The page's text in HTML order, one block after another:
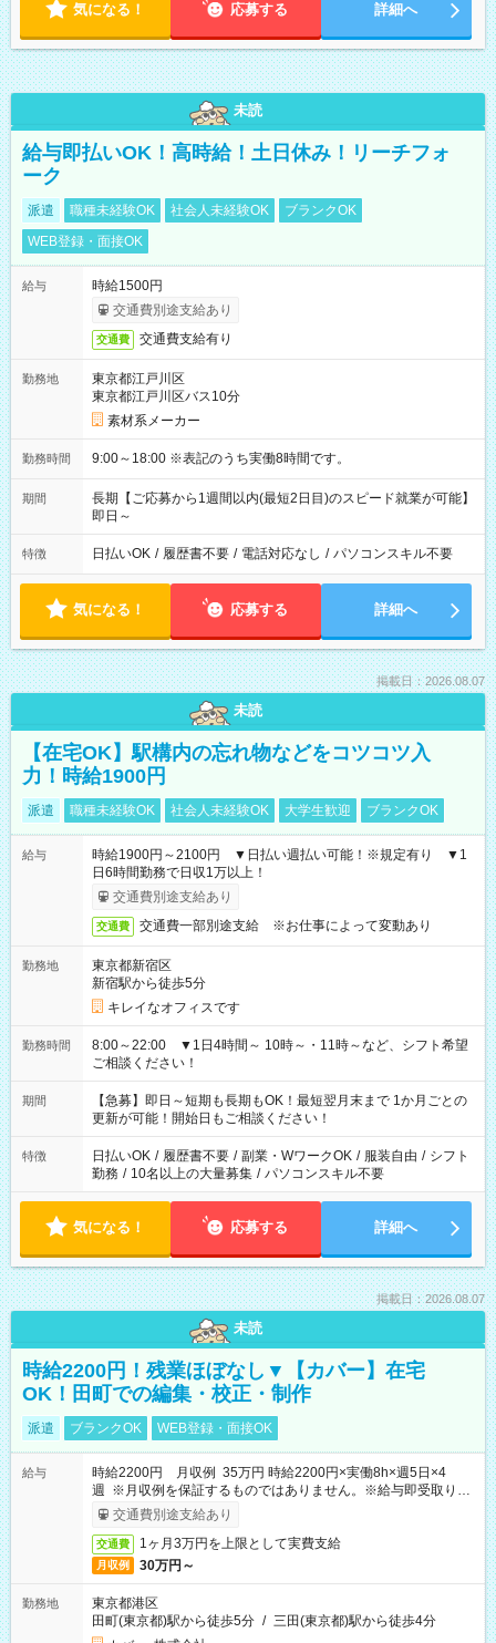
気になる！ 応募する 詳細へ
未読
給与即払いOK！高時給！土日休み！リーチフォ
ーク
派遣 職種未経験OK 社会人未経験OK
ブランクOK
WEB登録・面接OK
給与
時給1500円
交通費別途支給あり
交通費 交通費支給有り
勤務地
東京都江戸川区
東京都江戸川区バス10分
素材系メーカー
勤務時間 9:00～18:00 ※表記のうち実働8時間です。
期間
長期【ご応募から1週間以内(最短2日目)のスピード就業が可能】
即日～
特徴 日払いOK / 履歴書不要 / 電話対応なし / パソコンスキル不要
気になる！ 応募する 詳細へ
掲載日：2026.08.07
未読
【在宅OK】駅構内の忘れ物などをコツコツ入
力！時給1900円
派遣 職種未経験OK 社会人未経験OK 大学生歓迎 ブランクOK
給与
時給1900円～2100円 ▼日払い週払い可能！※規定有り ▼1
日6時間勤務で日収1万以上！
交通費別途支給あり
交通費 交通費一部別途支給 ※お仕事によって変動あり
勤務地
東京都新宿区
新宿駅から徒歩5分
キレイなオフィスです
勤務時間
8:00～22:00 ▼1日4時間～ 10時～・11時～など、シフト希望
ご相談ください！
期間
【急募】即日～短期も長期もOK！最短翌月末まで 1か月ごとの
更新が可能！開始日もご相談ください！
特徴 日払いOK / 履歴書不要 / 副業・WワークOK / 服装自由 / シフト
勤務 / 10名以上の大量募集 / パソコンスキル不要
気になる！ 応募する 詳細へ
掲載日：2026.08.07
未読
時給2200円！残業ほぼなし▼【カバー】在宅
OK！田町での編集・校正・制作
派遣 ブランクOK WEB登録・面接OK
給与
時給2200円 月収例 35万円 時給2200円×実働8h×週5日×4
週 ※月収例を保証するものではありません。※給与即受取りサ
ービス利用可（利用条件有）
交通費別途支給あり
交通費 1ヶ月3万円を上限として実費支給
月収例 30万円～
勤務地
東京都港区
田町(東京都)駅から徒歩5分 / 三田(東京都)駅から徒歩4分